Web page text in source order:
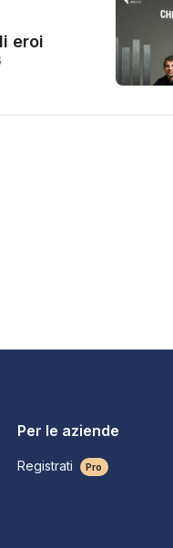
eroi
Per le aziende
Registrati Pro